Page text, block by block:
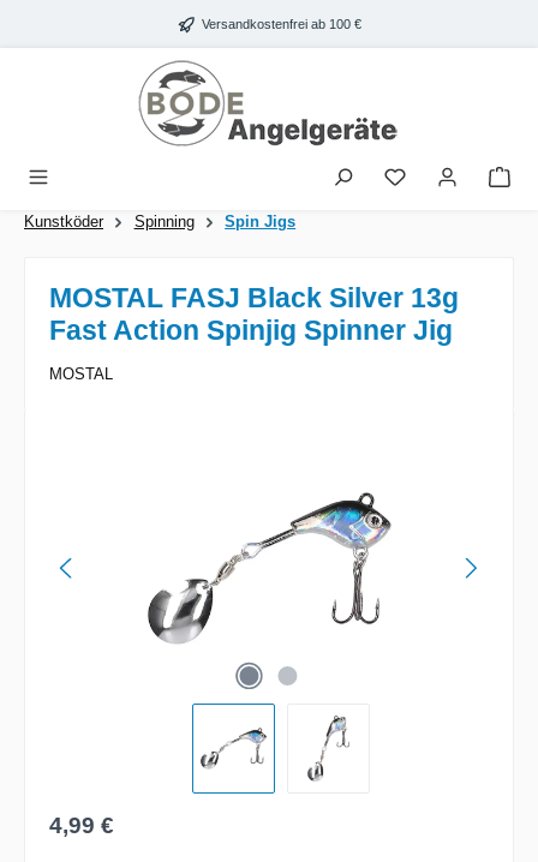
Zum Hauptinhalt springen Versandkostenfrei ab 100 €
Kunstköder Spinning Spin Jigs
MOSTAL FASJ Black Silver 13g
Fast Action Spinjig Spinner Jig
MOSTAL
Regulärer Preis:
4,99 €